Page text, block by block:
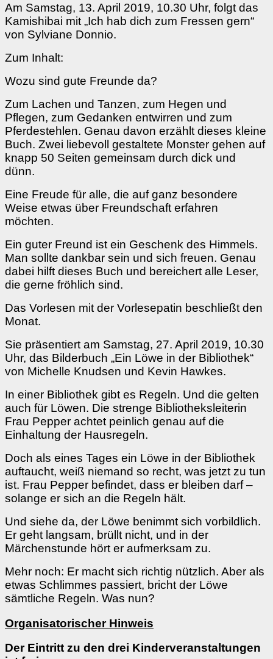
Am Samstag, 13. April 2019, 10.30 Uhr, folgt das
Kamishibai mit „Ich hab dich zum Fressen gern“
von Sylviane Donnio.
Zum Inhalt:
Wozu sind gute Freunde da?
Zum Lachen und Tanzen, zum Hegen und
Pflegen, zum Gedanken entwirren und zum
Pferdestehlen. Genau davon erzählt dieses kleine
Buch. Zwei liebevoll gestaltete Monster gehen auf
knapp 50 Seiten gemeinsam durch dick und
dünn.
Eine Freude für alle, die auf ganz besondere
Weise etwas über Freundschaft erfahren
möchten.
Ein guter Freund ist ein Geschenk des Himmels.
Man sollte dankbar sein und sich freuen. Genau
dabei hilft dieses Buch und bereichert alle Leser,
die gerne fröhlich sind.
Das Vorlesen mit der Vorlesepatin beschließt den
Monat.
Sie präsentiert am Samstag, 27. April 2019, 10.30
Uhr, das Bilderbuch „Ein Löwe in der Bibliothek“
von Michelle Knudsen und Kevin Hawkes.
In einer Bibliothek gibt es Regeln. Und die gelten
auch für Löwen. Die strenge Bibliotheksleiterin
Frau Pepper achtet peinlich genau auf die
Einhaltung der Hausregeln.
Doch als eines Tages ein Löwe in der Bibliothek
auftaucht, weiß niemand so recht, was jetzt zu tun
ist. Frau Pepper befindet, dass er bleiben darf –
solange er sich an die Regeln hält.
Und siehe da, der Löwe benimmt sich vorbildlich.
Er geht langsam, brüllt nicht, und in der
Märchenstunde hört er aufmerksam zu.
Mehr noch: Er macht sich richtig nützlich. Aber als
etwas Schlimmes passiert, bricht der Löwe
sämtliche Regeln. Was nun?
Organisatorischer Hinweis
Der Eintritt zu den drei Kinderveranstaltungen